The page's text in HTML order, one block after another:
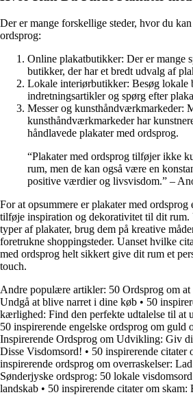
Der er mange forskellige steder, hvor du
ordsprog:
Online plakatbutikker: Der er mange
butikker, der har et bredt udvalg af
Lokale interiørbutikker: Besøg lokale
indretningsartikler og spørg efter
Messer og kunsthåndværkmarkeder:
kunsthåndværkmarkeder har
håndlavede plakater med ordsprog.
“Plakater med ordsprog tilføjer ikke
rum, men de kan også være en
positive værdier og livsvisdom.” –
For at opsummere er plakater med ordsprog
tilføje inspiration og dekorativitet til dit
typer af plakater, brug dem på kreative
foretrukne shoppingsteder. Uanset hvilke
med ordsprog helt sikkert give dit rum et
touch.
Andre populære artikler: 50 Ordsprog om
Undgå at blive narret i dine køb • 50
kærlighed: Find den perfekte udtalelse til
50 inspirerende engelske ordsprog om guld
Inspirerende Ordsprog om Udvikling: Giv
Disse Visdomsord! • 50 inspirerende citater
inspirerende ordsprog om overraskelser:
Sønderjyske ordsprog: 50 lokale
landskab • 50 inspirerende citater om